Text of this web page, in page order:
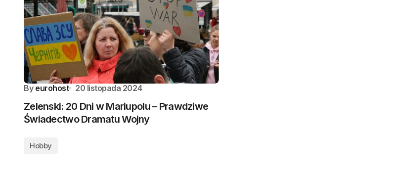
By eurohost 20 listopada 2024
Zelenski: 20 Dni w Mariupolu – Prawdziwe
Świadectwo Dramatu Wojny
Hobby